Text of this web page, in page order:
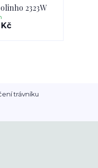
2323W
trávníku